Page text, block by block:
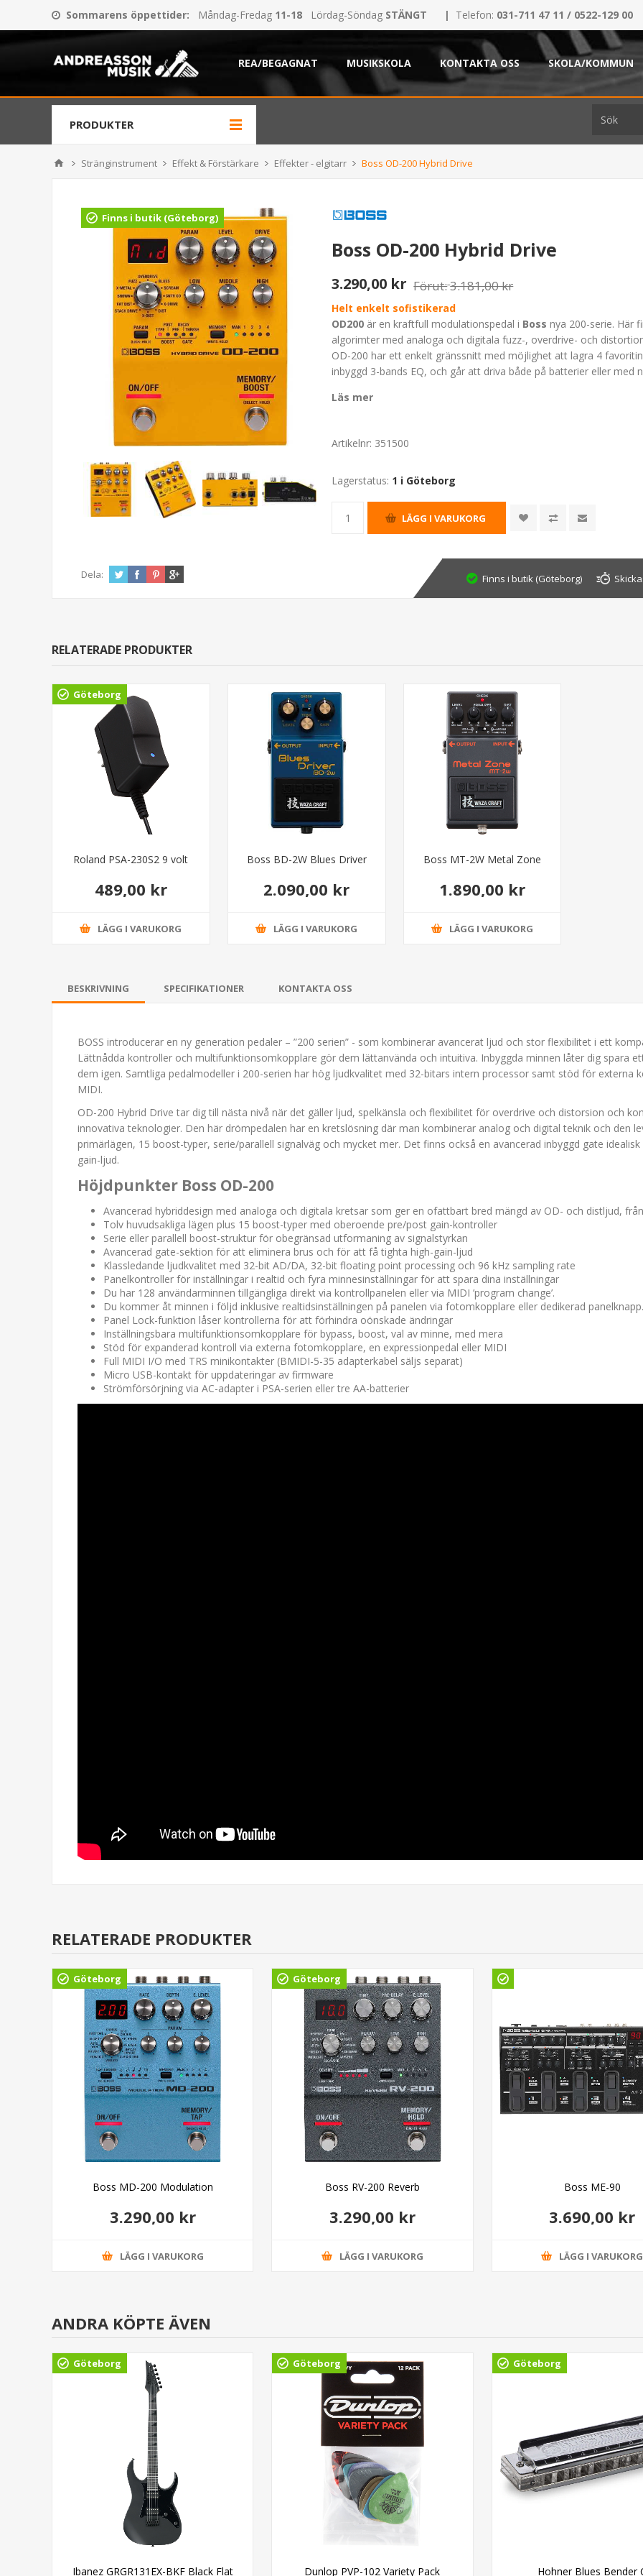
Sommarens öppettider: Måndag-Fredag 11-18 Lördag-Söndag STÄNGT | Telefon: 031-711 47 11 / 0522-129 00
REA/BEGAGNAT MUSIKSKOLA KONTAKTA OSS SKOLA/KOMMUN
PRODUKTER
Stränginstrument Effekt & Förstärkare Effekter - elgitarr Boss OD-200 Hybrid Drive
Finns i butik (Göteborg)
Boss OD-200 Hybrid Drive
3.290,00 kr Förut:3.181,00 kr
Helt enkelt sofistikerad
OD200 är en kraftfull modulationspedal i Boss nya 200-serie. Här
algorimter med analoga och digitala fuzz-, overdrive- och
OD-200 har ett enkelt gränssnitt med möjlighet att lagra 4
inbyggd 3-bands EQ, och går att driva både på batterier eller med
Läs mer
Artikelnr: 351500
Lagerstatus: 1 i Göteborg
Dela: Finns i butik (Göteborg)
RELATERADE PRODUKTER
Göteborg
Roland PSA-230S2 9 volt
489,00 kr
LÄGG I VARUKORG
Boss BD-2W Blues Driver
2.090,00 kr
LÄGG I VARUKORG
Boss MT-2W Metal Zone
1.890,00 kr
LÄGG I VARUKORG
BESKRIVNING SPECIFIKATIONER KONTAKTA OSS
BOSS introducerar en ny generation pedaler – ”200 serien” - som kombinerar avancerat ljud och stor flexibilitet i ett
Lättnådda kontroller och multifunktionsomkopplare gör dem lättanvända och intuitiva. Inbyggda minnen låter dig spara
dem igen. Samtliga pedalmodeller i 200-serien har hög ljudkvalitet med 32-bitars intern processor samt stöd för externa
MIDI.
OD-200 Hybrid Drive tar dig till nästa nivå när det gäller ljud, spelkänsla och flexibilitet för overdrive och distorsion och
innovativa teknologier. Den här drömpedalen har en kretslösning där man kombinerar analog och digital teknik och den
primärlägen, 15 boost-typer, serie/parallell signalväg och mycket mer. Det finns också en avancerad inbyggd gate
gain-ljud.
Höjdpunkter Boss OD-200
Avancerad hybriddesign med analoga och digitala kretsar som ger en ofattbart bred mängd av OD- och distljud,
Tolv huvudsakliga lägen plus 15 boost-typer med oberoende pre/post gain-kontroller
Serie eller parallell boost-struktur för obegränsad utformaning av signalstyrkan
Avancerad gate-sektion för att eliminera brus och för att få tighta high-gain-ljud
Klassledande ljudkvalitet med 32-bit AD/DA, 32-bit floating point processing och 96 kHz sampling rate
Panelkontroller för inställningar i realtid och fyra minnesinställningar för att spara dina inställningar
Du har 128 användarminnen tillgängliga direkt via kontrollpanelen eller via MIDI ’program change’.
Du kommer åt minnen i följd inklusive realtidsinställningen på panelen via fotomkopplare eller dedikerad panelknapp.
Panel Lock-funktion låser kontrollerna för att förhindra oönskade ändringar
Inställningsbara multifunktionsomkopplare för bypass, boost, val av minne, med mera
Stöd för expanderad kontroll via externa fotomkopplare, en expressionpedal eller MIDI
Full MIDI I/O med TRS minikontakter (BMIDI-5-35 adapterkabel säljs separat)
Micro USB-kontakt för uppdateringar av firmware
Strömförsörjning via AC-adapter i PSA-serien eller tre AA-batterier
RELATERADE PRODUKTER
Göteborg
Boss MD-200 Modulation
3.290,00 kr
LÄGG I VARUKORG
Göteborg
Boss RV-200 Reverb
3.290,00 kr
LÄGG I VARUKORG
Boss ME-90
3.690,00 kr
LÄGG I VARUKORG
ANDRA KÖPTE ÄVEN
Göteborg
Ibanez GRGR131EX-BKF Black Flat
Göteborg
Dunlop PVP-102 Variety Pack
Göteborg
Hohner Blues Bender